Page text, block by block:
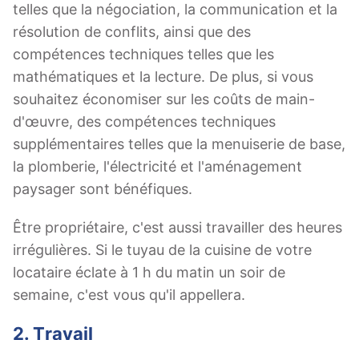
telles que la négociation, la communication et la
résolution de conflits, ainsi que des
compétences techniques telles que les
mathématiques et la lecture. De plus, si vous
souhaitez économiser sur les coûts de main-
d'œuvre, des compétences techniques
supplémentaires telles que la menuiserie de base,
la plomberie, l'électricité et l'aménagement
paysager sont bénéfiques.
Être propriétaire, c'est aussi travailler des heures
irrégulières. Si le tuyau de la cuisine de votre
locataire éclate à 1 h du matin un soir de
semaine, c'est vous qu'il appellera.
2. Travail